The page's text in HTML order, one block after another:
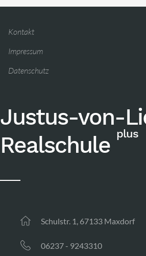
Kontakt
Impressum
Datenschutz
Justus-von-
Realschule plus
Schulstr. 1, 67133 Maxdorf
06237 - 9243310